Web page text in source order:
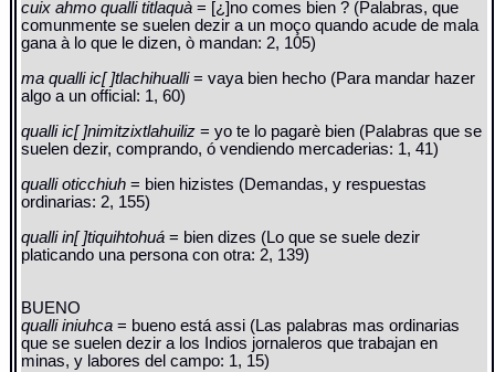
cuix ahmo qualli titlaquà= [¿]no comes bien ? (Palabras, que
comunmente se suelen dezir a un moço quando acude de mala
gana à lo que le dizen, ò mandan: 2, 105)
ma qualli ic[ ]tlachihualli= vaya bien hecho (Para mandar hazer
algo a un official: 1, 60)
qualli ic[ ]nimitzixtlahuiliz= yo te lo pagarè bien (Palabras que se
suelen dezir, comprando, ó vendiendo mercaderias: 1, 41)
qualli oticchiuh= bien hizistes (Demandas, y respuestas
ordinarias: 2, 155)
qualli in[ ]tiquihtohuá= bien dizes (Lo que se suele dezir
platicando una persona con otra: 2, 139)
BUENO
qualli iniuhca= bueno está assi (Las palabras mas ordinarias
que se suelen dezir a los Indios jornaleros que trabajan en
minas, y labores del campo: 1, 15)